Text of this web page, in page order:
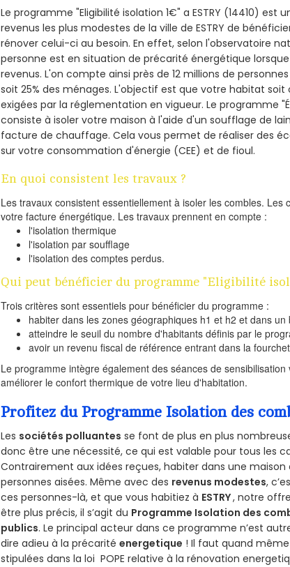
Le programme "Eligibilité isolation 1€" a ESTRY (14410)
revenus les plus modestes de la ville de ESTRY de
rénover celui-ci au besoin. En effet, selon l'observatoire
personne est en situation de précarité énergétique
revenus. L'on compte ainsi près de 12 millions de
soit 25% des ménages.L'objectif est que votre habitat soit
exigées par la réglementation en vigueur. Le programme
consiste à isoler votre maison à l'aide d'un soufflage de
facture de chauffage. Cela vous permet de réaliser des
sur votre consommation d'énergie (CEE) et de fioul.
En quoi consistent les travaux ?
Les travaux consistent essentiellement à isoler les combles.
votre facture énergétique. Les travaux prennent en compte :
l'isolation thermique
l'isolation par soufflage
l'isolation des comptes perdus.
Qui peut bénéficier du programme "Eligibilité
Trois critères sont essentiels pour bénéficier du programme :
habiter dans les zones géographiques h1 et h2 et dans
atteindre le seuil du nombre d'habitants définis par le
avoir un revenu fiscal de référence entrant dans la
Le programme intègre également des séances de
améliorer le confort thermique de votre lieu d'habitation.
Profitez du Programme Isolation des
Les sociétés polluantes se font de plus en plus
donc être une nécessité, ce qui est valable pour tous les
Contrairement aux idées reçues, habiter dans une
personnes aisées. Même avec des revenus modestes,
ces personnes-là, et que vous habitiez à ESTRY, notre
être plus précis, il s’agit du Programme Isolation des
publics. Le principal acteur dans ce programme n’est
dire adieu à la précaritéenergetique ! Il faut quand
stipulées dans la loi POPE relative à la rénovation